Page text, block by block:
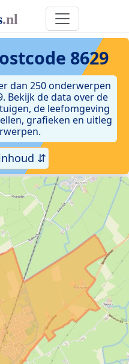
8629
dan 250 onderwerpen
Bekijk de data over de
de leefomgeving
grafieken en uitleg
⇵